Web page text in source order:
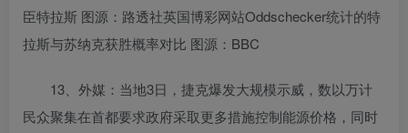
臣特拉斯 图源：路透社英国博彩网站Oddschecker统计的特
拉斯与苏纳克获胜概率对比 图源：BBC
13、外媒：当地3日，捷克爆发大规模示威，数以万计
民众聚集在首都要求政府采取更多措施控制能源价格，同时